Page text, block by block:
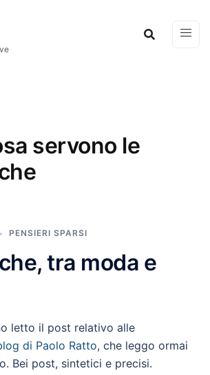
servono le
PENSIERI SPARSI
tra moda e
letto il post relativo alle
di Paolo Ratto, che leggo ormai
Bei post, sintetici e precisi.